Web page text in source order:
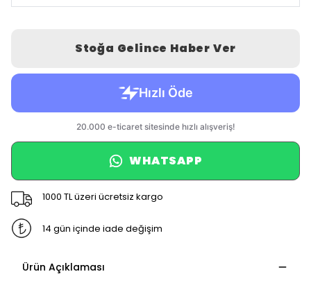
Stoğa Gelince Haber Ver
WHATSAPP
1000 TL üzeri ücretsiz kargo
14 gün içinde iade değişim
Ürün Açıklaması